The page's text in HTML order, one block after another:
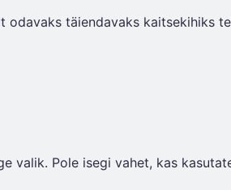
odavaks täiendavaks kaitsekihiks
valik. Pole isegi vahet, kas